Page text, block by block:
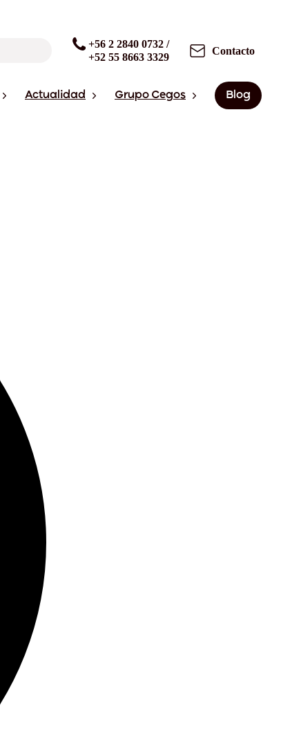
+56 2 2840 0732 /
+52 55 8663 3329
Contacto
Actualidad Grupo Cegos Blog